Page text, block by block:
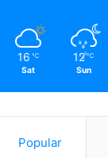
16 ℃
Sat
12 ℃
Sun
Popular